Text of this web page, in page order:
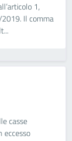
1,
Il comma
casse
eccesso